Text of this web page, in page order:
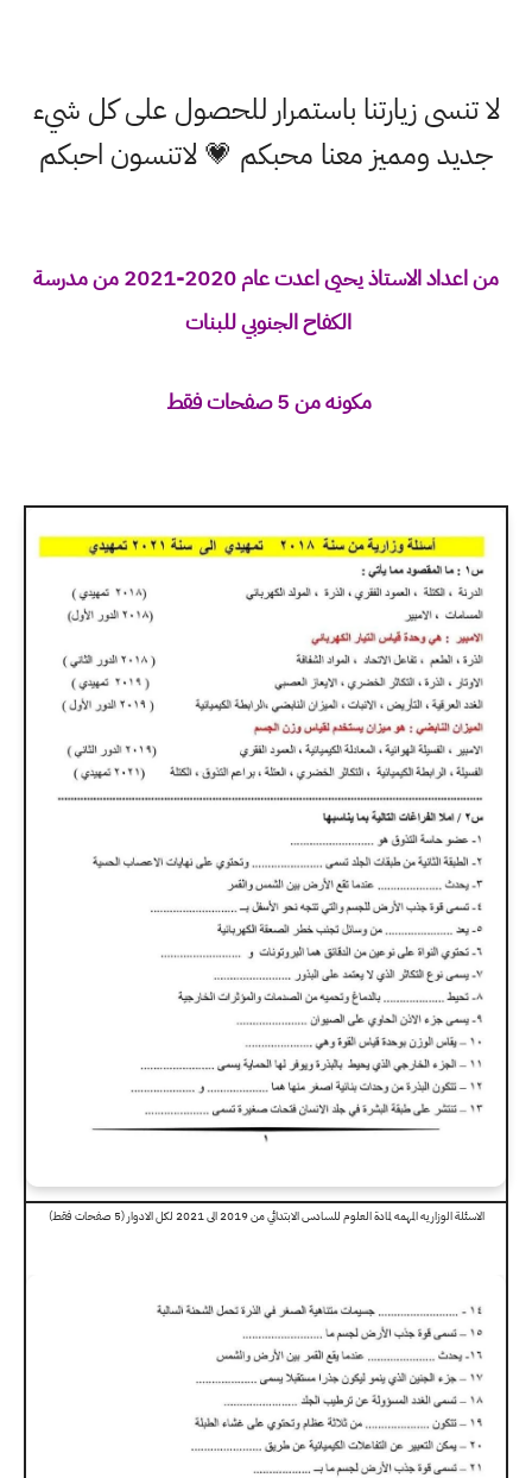
لا تنسى زيارتنا باستمرار للحصول على كل شيء
جديد ومميز معنا محبكم 💗 لاتنسون احبكم
من اعداد الاستاذ يحيى اعدت عام 2020-2021 من مدرسة
الكفاح الجنوبي للبنات
مكونه من 5 صفحات فقط
الاسئلة الوزاريه المهمه لمادة العلوم للسادس الابتدائي من 2019 الى 2021 لكل الادوار (5 صفحات فقط)